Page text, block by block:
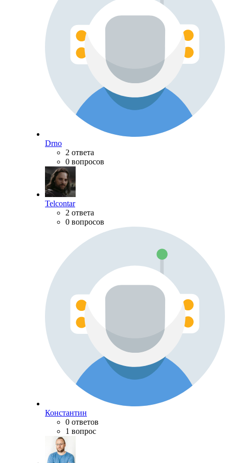
Drno
2 ответа
0 вопросов
Telcontar
2 ответа
0 вопросов
Константин
0 ответов
1 вопрос